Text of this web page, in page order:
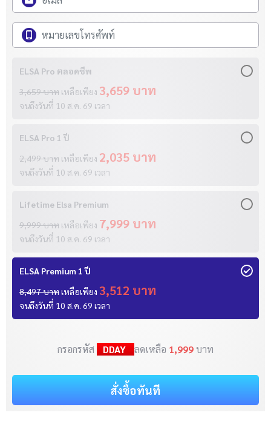
ELSA Pro ตลอดชีพ
3,659 บาท เหลือเพียง 3,659 บาท
จนถึงวันที่ 10 ส.ค. 69 เวลา
ELSA Pro 1 ปี
2,499 บาท เหลือเพียง 2,035 บาท
จนถึงวันที่ 10 ส.ค. 69 เวลา
Lifetime Elsa Premium
9,999 บาท เหลือเพียง 7,999 บาท
จนถึงวันที่ 10 ส.ค. 69 เวลา
ELSA Premium 1 ปี
8,497 บาทเหลือเพียง 3,512 บาท
จนถึงวันที่ 10 ส.ค. 69 เวลา
กรอกรหัส DDAY ลดเหลือ 1,999บาท
สั่งซื้อทันที